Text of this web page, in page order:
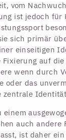
vom
ist jedoch für
sich primär
einseitigen
Fixierung auf
wenn durch
oder das
zentrale
einem
auch andere
ist daher